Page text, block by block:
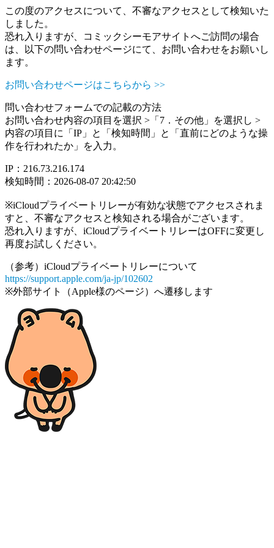
この度のアクセスについて、不審なアクセスとして検知いた
しました。
恐れ入りますが、コミックシーモアサイトへご訪問の場合
は、以下の問い合わせページにて、お問い合わせをお願いし
ます。
お問い合わせページはこちらから >>
問い合わせフォームでの記載の方法
お問い合わせ内容の項目を選択 >「7．その他」を選択し >
内容の項目に「IP」と「検知時間」と「直前にどのような操
作を行われたか」を入力。
IP：216.73.216.174
検知時間：2026-08-07 20:42:50
※iCloudプライベートリレーが有効な状態でアクセスされま
すと、不審なアクセスと検知される場合がございます。
恐れ入りますが、iCloudプライベートリレーはOFFに変更し
再度お試しください。
（参考）iCloudプライベートリレーについて
https://support.apple.com/ja-jp/102602
※外部サイト（Apple様のページ）へ遷移します